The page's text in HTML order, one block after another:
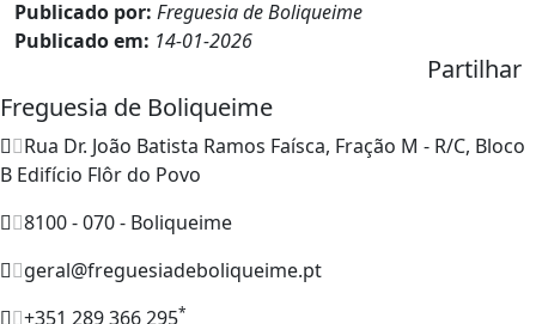
Publicado por: Freguesia de Boliqueime
Publicado em: 14-01-2026
Partilhar
Freguesia de Boliqueime
Rua Dr. João Batista Ramos Faísca, Fração M - R/C, Bloco
B Edifício Flôr do Povo
8100 - 070 - Boliqueime
geral@freguesiadeboliqueime.pt
+351 289 366 295*